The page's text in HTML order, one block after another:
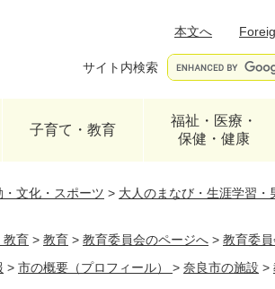
本文へ
サイト内検索
子育て・教育
福祉・医療・
保健・健康
・文化・スポーツ > 大人のまなび・生涯学習・
教育 > 教育 > 教育委員会のページへ > 教育委員
> 市の概要（プロフィール） > 奈良市の施設 >